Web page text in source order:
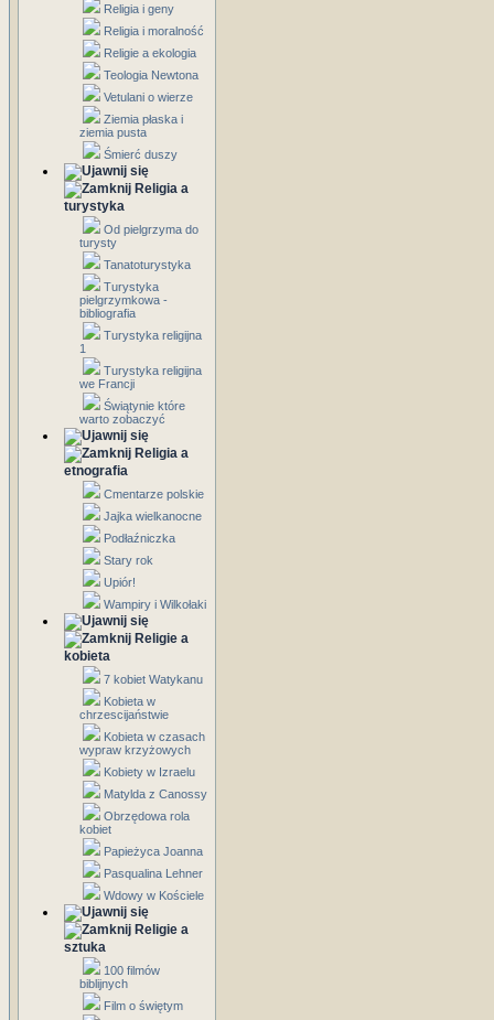
Religia i geny
Religia i moralność
Religie a ekologia
Teologia Newtona
Vetulani o wierze
Ziemia płaska i
ziemia pusta
Śmierć duszy
Religia a
turystyka
Od pielgrzyma do
turysty
Tanatoturystyka
Turystyka
pielgrzymkowa -
bibliografia
Turystyka religijna
1
Turystyka religijna
we Francji
Świątynie które
warto zobaczyć
Religia a
etnografia
Cmentarze polskie
Jajka wielkanocne
Podłaźniczka
Stary rok
Upiór!
Wampiry i Wilkołaki
Religie a
kobieta
7 kobiet Watykanu
Kobieta w
chrzescijaństwie
Kobieta w czasach
wypraw krzyżowych
Kobiety w Izraelu
Matylda z Canossy
Obrzędowa rola
kobiet
Papieżyca Joanna
Pasqualina Lehner
Wdowy w Kościele
Religie a
sztuka
100 filmów
biblijnych
Film o świętym